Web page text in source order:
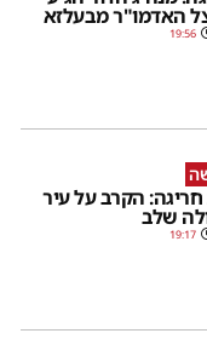
האדמו"ר מבעלזא
19:56
הקרב על עיר
שלב
19:17